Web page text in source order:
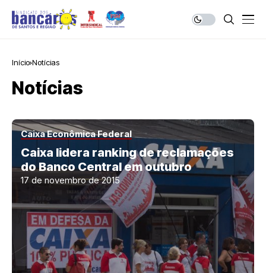
Início Notícias
Notícias
Caixa Econômica Federal
Caixa lidera ranking de reclamações
do Banco Central em outubro
17 de novembro de 2015